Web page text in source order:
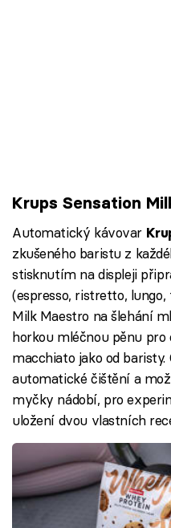
Krups Sensation
Automatický kávovar
zkušeného baristu z
stisknutím na displeji
(espresso, ristretto,
Milk Maestro na šlehání
horkou mléčnou pěnu
macchiato jako od
automatické čištění a
myčky nádobí, pro
uložení dvou vlastních